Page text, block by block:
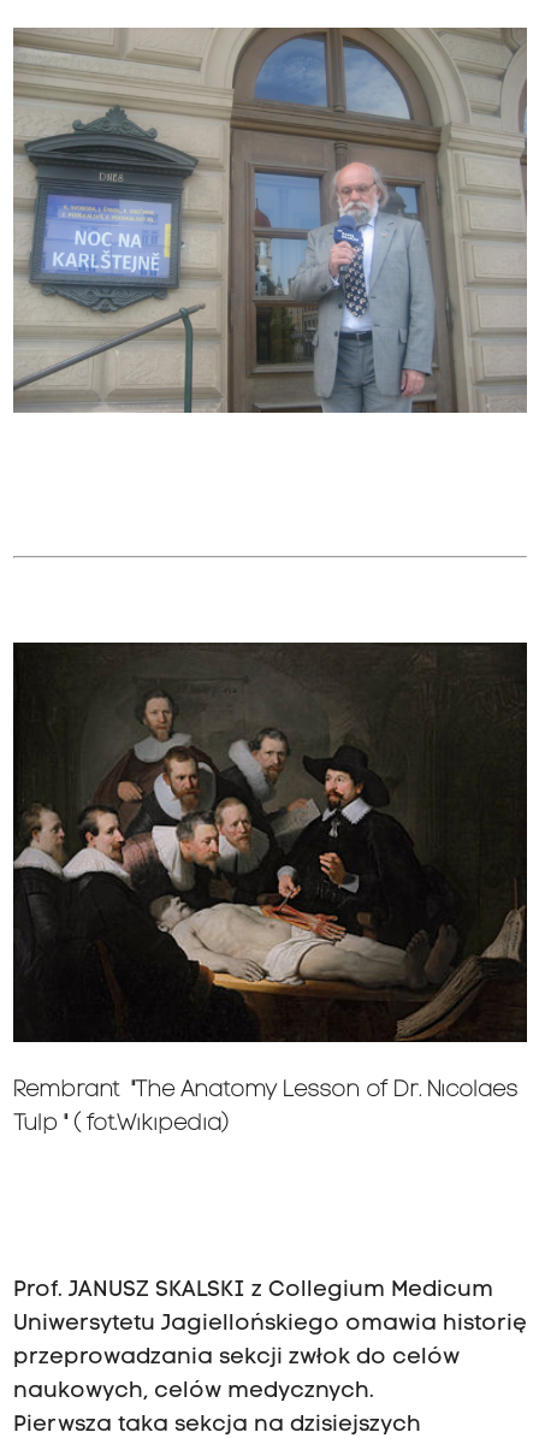
Rembrant "The Anatomy Lesson of Dr. Nicolaes
Tulp " ( fot.Wikipedia)
Prof. JANUSZ SKALSKI z Collegium Medicum
Uniwersytetu Jagiellońskiego omawia historię
przeprowadzania sekcji zwłok do celów
naukowych, celów medycznych.
Pierwsza taka sekcja na dzisiejszych